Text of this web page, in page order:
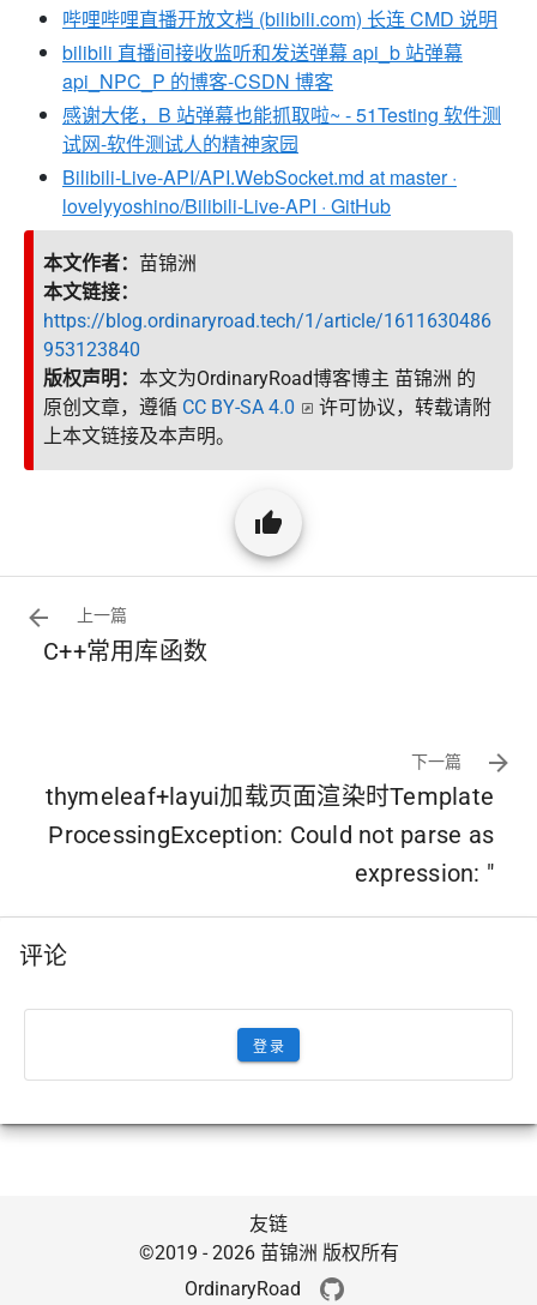
哔哩哔哩直播开放文档 (bilibili.com) 长连 CMD 说明
bilibili 直播间接收监听和发送弹幕 api_b 站弹幕
api_NPC_P 的博客-CSDN 博客
感谢大佬，B 站弹幕也能抓取啦~ - 51Testing 软件测
试网-软件测试人的精神家园
Bilibili-Live-API/API.WebSocket.md at master ·
lovelyyoshino/Bilibili-Live-API · GitHub
本文作者： 苗锦洲
本文链接：
https://blog.ordinaryroad.tech/1/article/1611630486
953123840
版权声明： 本文为OrdinaryRoad博客博主 苗锦洲 的
原创文章，遵循 CC BY-SA 4.0
许可协议，转载请附
上本文链接及本声明。
上一篇
C++常用库函数
下一篇
thymeleaf+layui加载页面渲染时Template
ProcessingException: Could not parse as
expression: "
评论
登录
友链
©2019 - 2026 苗锦洲 版权所有
OrdinaryRoad